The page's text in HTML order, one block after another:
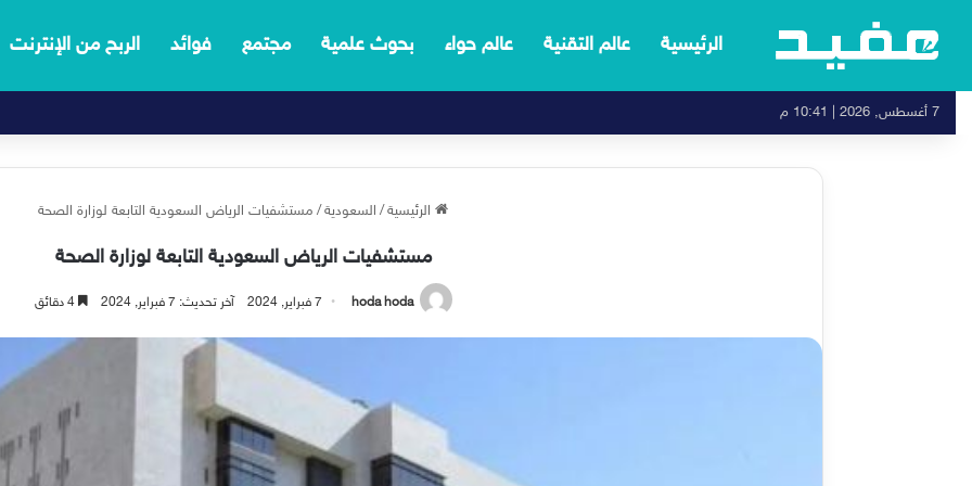
الرئيسية عالم التقنية عالم حواء بحوث علمية مجتمع فوائد الربح من الإنترنت
7 أغسطس, 2026 | 10:41 م
الرئيسية/ السعودية/ مستشفيات الرياض السعودية التابعة لوزارة الصحة
مستشفيات الرياض السعودية التابعة لوزارة الصحة
hoda hoda 7 فبراير, 2024 آخر تحديث: 7 فبراير, 2024 4 دقائق